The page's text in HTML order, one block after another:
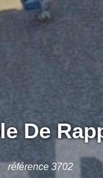
De
référence 3702